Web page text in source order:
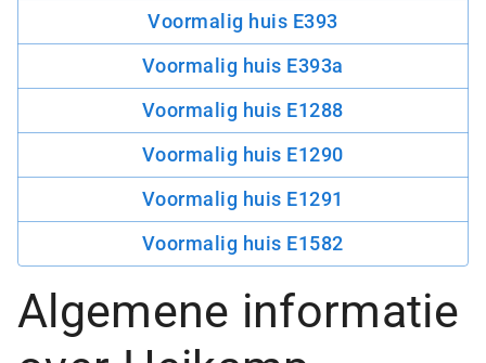
Voormalig huis E393
Voormalig huis E393a
Voormalig huis E1288
Voormalig huis E1290
Voormalig huis E1291
Voormalig huis E1582
Algemene informatie